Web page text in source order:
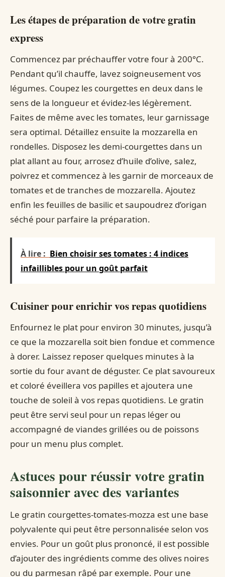
Les étapes de préparation de votre gratin
express
Commencez par préchauffer votre four à 200°C.
Pendant qu’il chauffe, lavez soigneusement vos
légumes. Coupez les courgettes en deux dans le
sens de la longueur et évidez-les légèrement.
Faites de même avec les tomates, leur garnissage
sera optimal. Détaillez ensuite la mozzarella en
rondelles. Disposez les demi-courgettes dans un
plat allant au four, arrosez d’huile d’olive, salez,
poivrez et commencez à les garnir de morceaux de
tomates et de tranches de mozzarella. Ajoutez
enfin les feuilles de basilic et saupoudrez d’origan
séché pour parfaire la préparation.
À lire : Bien choisir ses tomates : 4 indices
infaillibles pour un goût parfait
Cuisiner pour enrichir vos repas quotidiens
Enfournez le plat pour environ 30 minutes, jusqu’à
ce que la mozzarella soit bien fondue et commence
à dorer. Laissez reposer quelques minutes à la
sortie du four avant de déguster. Ce plat savoureux
et coloré éveillera vos papilles et ajoutera une
touche de soleil à vos repas quotidiens. Le gratin
peut être servi seul pour un repas léger ou
accompagné de viandes grillées ou de poissons
pour un menu plus complet.
Astuces pour réussir votre gratin
saisonnier avec des variantes
Le gratin courgettes-tomates-mozza est une base
polyvalente qui peut être personnalisée selon vos
envies. Pour un goût plus prononcé, il est possible
d’ajouter des ingrédients comme des olives noires
ou du parmesan râpé par exemple. Pour une